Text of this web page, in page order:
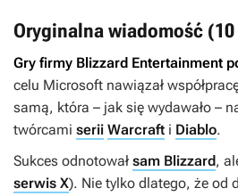
Oryginalna wiadomość
Gry firmy Blizzard Entertainment
celu Microsoft nawiązał
samą, która – jak się wydawało –
twórcami serii Warcraft i Diablo.
Sukces odnotował sam Blizzard,
serwis X). Nie tylko dlatego, że od